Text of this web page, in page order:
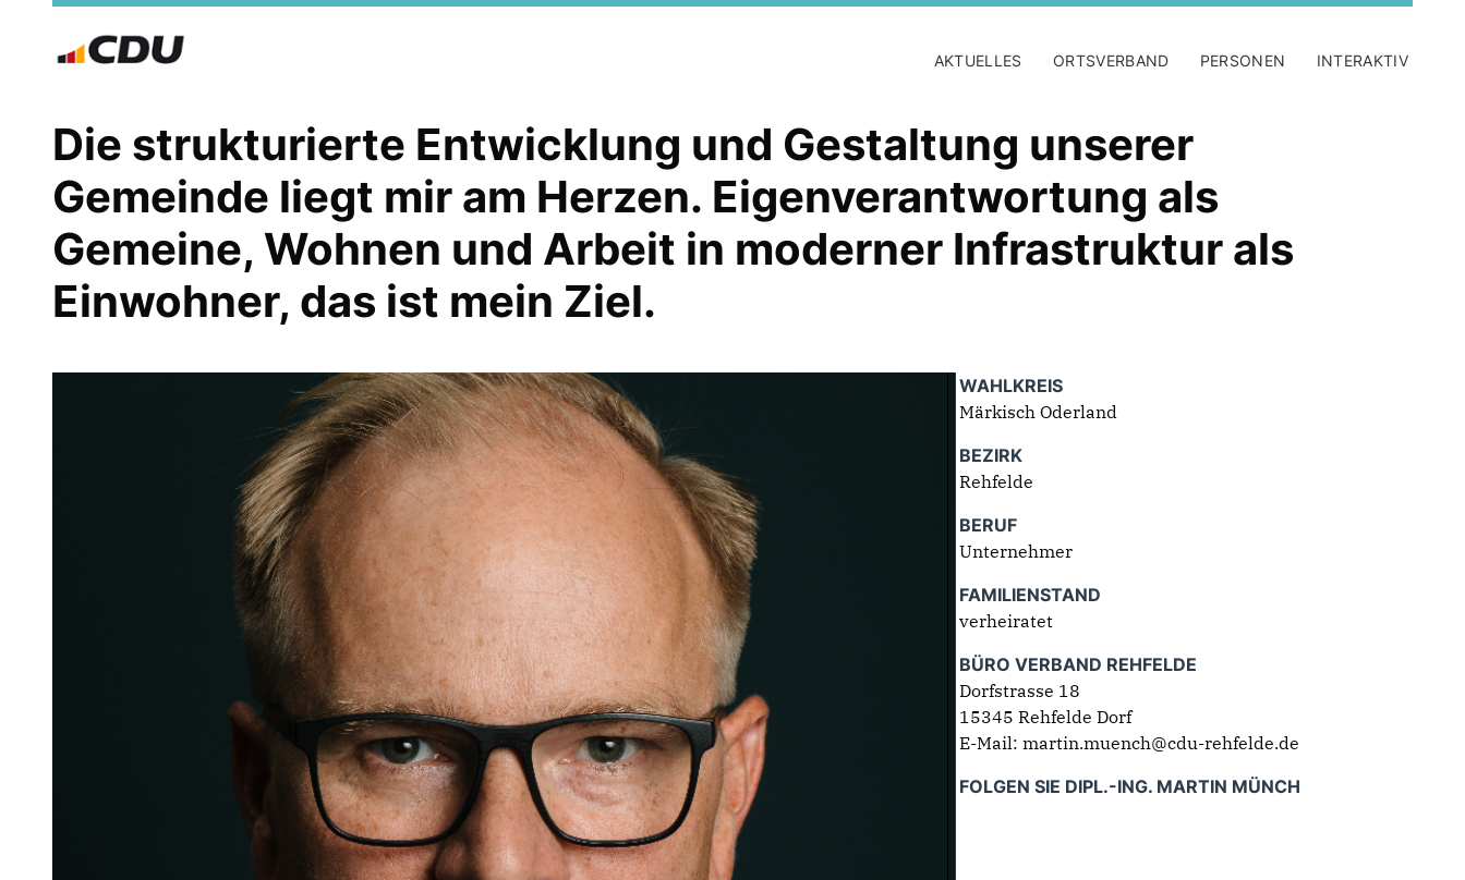
AKTUELLES ORTSVERBAND PERSONEN INTERAKTIV
Die strukturierte Entwicklung und Gestaltung unserer
Gemeinde liegt mir am Herzen. Eigenverantwortung als
Gemeine, Wohnen und Arbeit in moderner Infrastruktur als
Einwohner, das ist mein Ziel.
WAHLKREIS
Märkisch Oderland
BEZIRK
Rehfelde
BERUF
Unternehmer
FAMILIENSTAND
verheiratet
BÜRO VERBAND REHFELDE
Dorfstrasse 18
15345 Rehfelde Dorf
E-Mail: martin.muench@cdu-rehfelde.de
FOLGEN SIE DIPL.-ING. MARTIN MÜNCH